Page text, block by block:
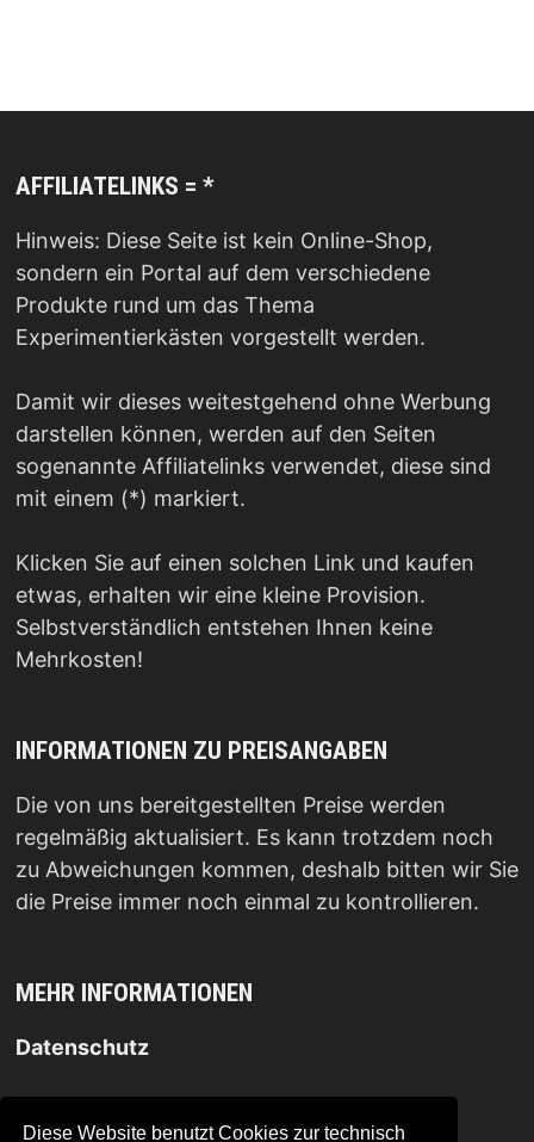
Diese Website benutzt Cookies zur technisch
AFFILIATELINKS = *
Hinweis: Diese Seite ist kein Online-Shop,
sondern ein Portal auf dem verschiedene
Produkte rund um das Thema
Experimentierkästen vorgestellt werden.
Damit wir dieses weitestgehend ohne Werbung
darstellen können, werden auf den Seiten
sogenannte Affiliatelinks verwendet, diese sind
mit einem (*) markiert.
Klicken Sie auf einen solchen Link und kaufen
etwas, erhalten wir eine kleine Provision.
Selbstverständlich entstehen Ihnen keine
Mehrkosten!
INFORMATIONEN ZU PREISANGABEN
Die von uns bereitgestellten Preise werden
regelmäßig aktualisiert. Es kann trotzdem noch
zu Abweichungen kommen, deshalb bitten wir Sie
die Preise immer noch einmal zu kontrollieren.
MEHR INFORMATIONEN
Datenschutz